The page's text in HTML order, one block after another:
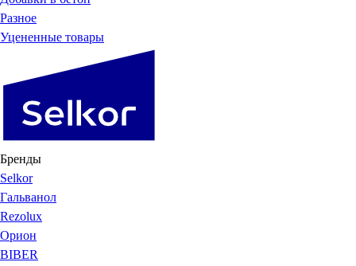
Разное
Уцененные товары
Бренды
Selkor
Гальванол
Rezolux
Орион
BIBER